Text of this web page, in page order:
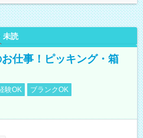
未読
仕事！ピッキング・箱
験OK
ブランクOK